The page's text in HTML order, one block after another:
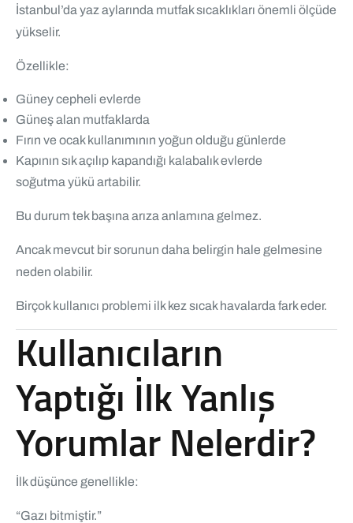
İstanbul’da yaz aylarında mutfak sıcaklıkları önemli ölçüde
yükselir.
Özellikle:
Güney cepheli evlerde
Güneş alan mutfaklarda
Fırın ve ocak kullanımının yoğun olduğu günlerde
Kapının sık açılıp kapandığı kalabalık evlerde
soğutma yükü artabilir.
Bu durum tek başına arıza anlamına gelmez.
Ancak mevcut bir sorunun daha belirgin hale gelmesine
neden olabilir.
Birçok kullanıcı problemi ilk kez sıcak havalarda fark eder.
Kullanıcıların
Yaptığı İlk Yanlış
Yorumlar Nelerdir?
İlk düşünce genellikle:
“Gazı bitmiştir.”